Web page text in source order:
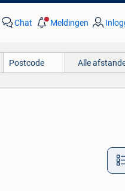
Chat Meldingen
Alle